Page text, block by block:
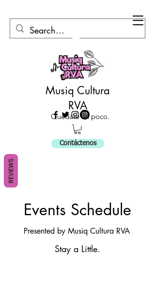
Contáctenos
Musiq Cultura
RVA
Quédate un poco.
Events Schedule
Presented by Musiq Cultura RVA
Stay a Little.
REVIEWS